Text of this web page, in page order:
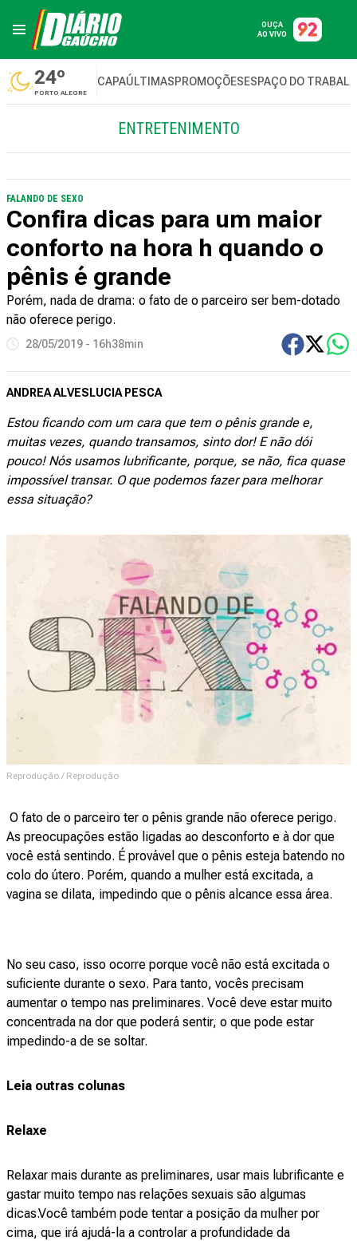
OUÇA
AO VIVO
24º
PORTO ALEGRE
CAPAÚLTIMASPROMOÇÕESESPAÇO DO
ENTRETENIMENTO
FALANDO DE SEXO
Confira dicas para um maior
conforto na hora h quando o
pênis é grande
Porém, nada de drama: o fato de o parceiro ser bem-dotado
não oferece perigo.
28/05/2019 - 16h38min
ANDREA ALVES LUCIA PESCA
Estou ficando com um cara que tem o pênis grande e,
muitas vezes, quando transamos, sinto dor! E não dói
pouco! Nós usamos lubrificante, porque, se não, fica quase
impossível transar. O que podemos fazer para melhorar
essa situação?
Reprodução / Reprodução
O fato de o parceiro ter o pênis grande não oferece perigo.
As preocupações estão ligadas ao desconforto e à dor que
você está sentindo. É provável que o pênis esteja batendo no
colo do útero. Porém, quando a mulher está excitada, a
vagina se dilata, impedindo que o pênis alcance essa área.
No seu caso, isso ocorre porque você não está excitada o
suficiente durante o sexo. Para tanto, vocês precisam
aumentar o tempo nas preliminares. Você deve estar muito
concentrada na dor que poderá sentir, o que pode estar
impedindo-a de se soltar.
Leia outras colunas
Relaxe
Relaxar mais durante as preliminares, usar mais lubrificante e
gastar muito tempo nas relações sexuais são algumas
dicas.Você também pode tentar a posição da mulher por
cima, que irá ajudá-la a controlar a profundidade da